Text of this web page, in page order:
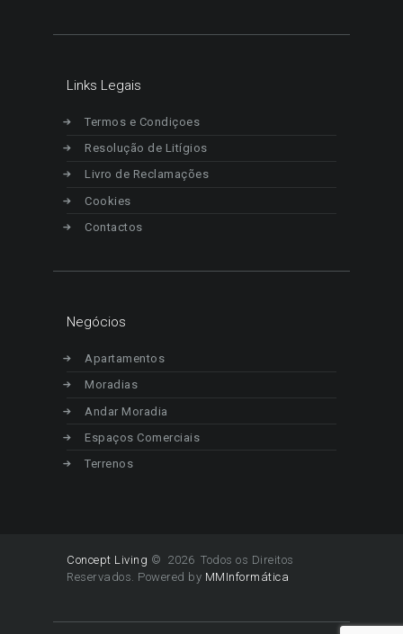
Links Legais
Termos e Condiçoes
Resolução de Litígios
Livro de Reclamações
Cookies
Contactos
Negócios
Apartamentos
Moradias
Andar Moradia
Espaços Comerciais
Terrenos
Concept Living © 2026 Todos os Direitos
Reservados. Powered by MMInformática